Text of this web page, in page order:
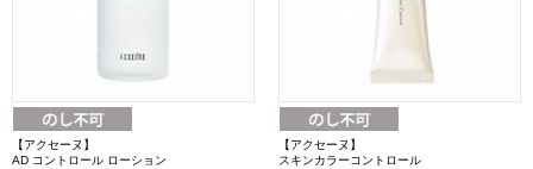
【アクセーヌ】
AD コントロール ローション
【アクセーヌ】
スキンカラーコントロール